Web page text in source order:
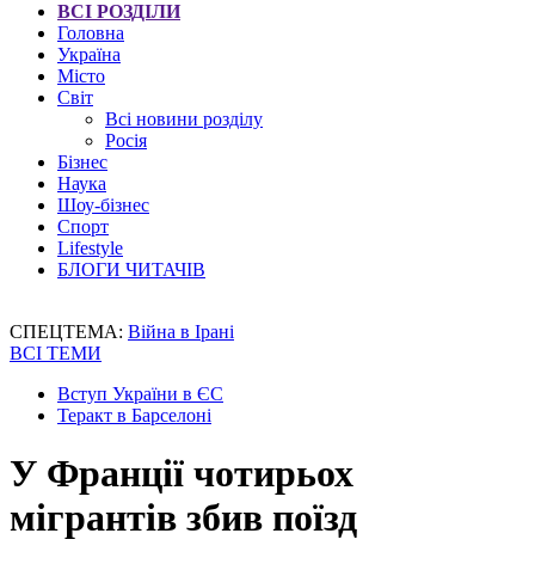
ВСІ РОЗДІЛИ
Головна
Україна
Місто
Світ
Всі новини розділу
Росія
Бізнес
Наука
Шоу-бізнес
Спорт
Lifestyle
БЛОГИ ЧИТАЧІВ
СПЕЦТЕМА: Війна в Ірані
ВСІ ТЕМИ
Вступ України в ЄС
Теракт в Барселоні
У Франції чотирьох
мігрантів збив поїзд